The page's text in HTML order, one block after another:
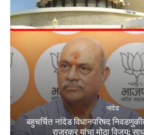
नांदेड
बहुचर्चित नांदेड विधानपरिषद
राजूरकर यांचा मोठा विजय;